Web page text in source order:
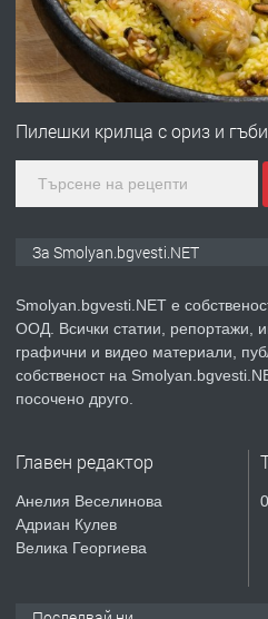
ПРЕДЛАГА Имот в
ПРЕДЛАГА КЪЩА В
ТЪРСИ
Пилешки крилца с ориз и гъби
За Smolyan.bgvesti.NET
Smolyan.bgvesti.NET е
ООД. Всички статии, репортажи,
графични и видео материали,
собственост на
посочено друго.
Главен редактор
Анелия Веселинова
Адриан Кулев
Велика Георгиева